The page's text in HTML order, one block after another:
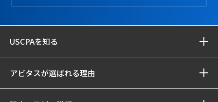
USCPAを知る
アビタスが選ばれる理由